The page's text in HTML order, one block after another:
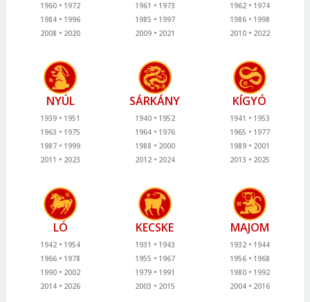
1960
1972
1984
1996
2008
2020
1961
1973
1985
1997
2009
2021
1962
1974
1986
1998
2010
2022
NYÚL
1939
1951
1963
1975
1987
1999
2011
2023
SÁRKÁNY
1940
1952
1964
1976
1988
2000
2012
2024
KÍGYÓ
1941
1953
1965
1977
1989
2001
2013
2025
LÓ
1942
1954
1966
1978
1990
2002
2014
2026
KECSKE
1931
1943
1955
1967
1979
1991
2003
2015
MAJOM
1932
1944
1956
1968
1980
1992
2004
2016